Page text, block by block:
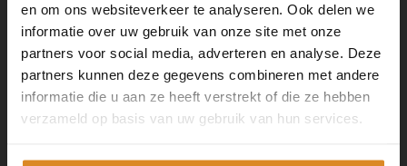
en om ons websiteverkeer te analyseren. Ook delen we
informatie over uw gebruik van onze site met onze
partners voor social media, adverteren en analyse. Deze
partners kunnen deze gegevens combineren met andere
informatie die u aan ze heeft verstrekt of die ze hebben
verzameld op basis van uw gebruik van hun services.